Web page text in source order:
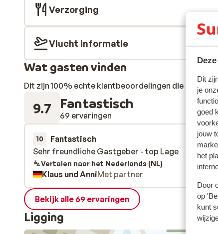
Dit
je
goed
jouw
het
Door
op
kunt
Verzorging
Vlucht informatie
Wat gasten vinden
Dit zijn 100% echte klantbeoordelingen die hun
9.7 Fantastisch
69 ervaringen
10 Fantastisch
4
Sehr freundliche Gastgeber - top Lage
Sehr freundliche Gastgeber - top Lage
Vertalen naar het Nederlands (NL)
Klaus und AnniMet partner
Bekijk alle 69 ervaringen
Ligging